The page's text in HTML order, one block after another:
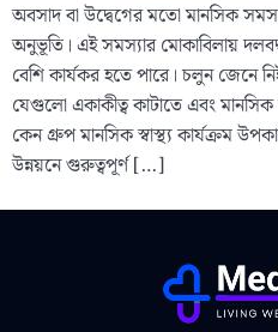
অবসাদ বা উদ্বেগের মতো মানসিক
অনুভূতি। এই সমস্যার মোকাবিলায়
বেশি কার্যকর হতে পারে। চলুন জেনে
যেগুলো একাকীত্ব কাটাতে এবং মানসিক
কেন গ্রুপ মানসিক স্বাস্থ্য কার্যক্রম
উন্নয়নে গুরুত্বপূর্ণ […]